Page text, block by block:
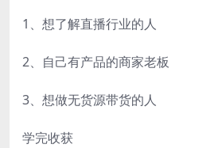
1、想了解直播行业的人
2、自己有产品的商家老板
3、想做无货源带货的人
学完收获